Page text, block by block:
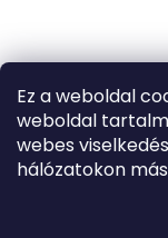
Ez a weboldal
weboldal
webes
hálózatokon